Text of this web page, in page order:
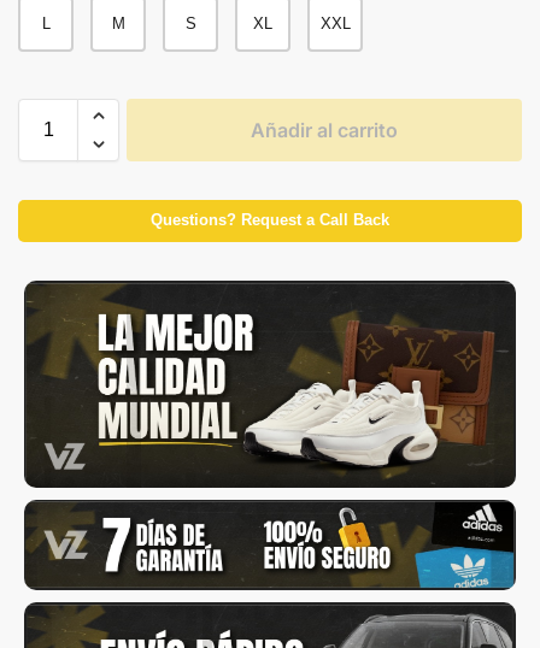
L M S XL XXL
Añadir al carrito
Questions? Request a Call Back